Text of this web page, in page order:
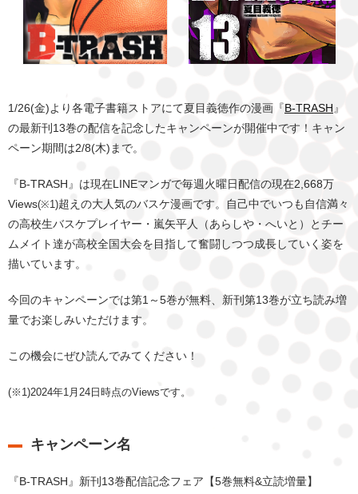
1/26(金)より各電子書籍ストアにて夏目義徳作の漫画『B-TRASH』
の最新刊13巻の配信を記念したキャンペーンが開催中です！キャン
ペーン期間は2/8(木)まで。
『B-TRASH』は現在LINEマンガで毎週火曜日配信の現在2,668万
Views(※1)超えの大人気のバスケ漫画です。自己中でいつも自信満々
の高校生バスケプレイヤー・嵐矢平人（あらしや・へいと）とチー
ムメイト達が高校全国大会を目指して奮闘しつつ成長していく姿を
描いています。
今回のキャンペーンでは第1～5巻が無料、新刊第13巻が立ち読み増
量でお楽しみいただけます。
この機会にぜひ読んでみてください！
(※1)2024年1月24日時点のViewsです。
キャンペーン名
『B-TRASH』新刊13巻配信記念フェア【5巻無料&立読増量】